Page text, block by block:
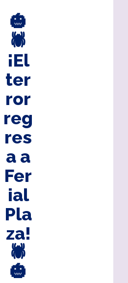
🎃
🕷️
¡El
ter
ror
reg
res
a a
Fer
ial
Pla
za!
🕷️
🎃